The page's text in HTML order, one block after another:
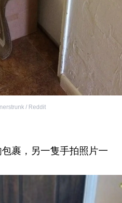
/ Reddit
裹，另一隻手拍照片一